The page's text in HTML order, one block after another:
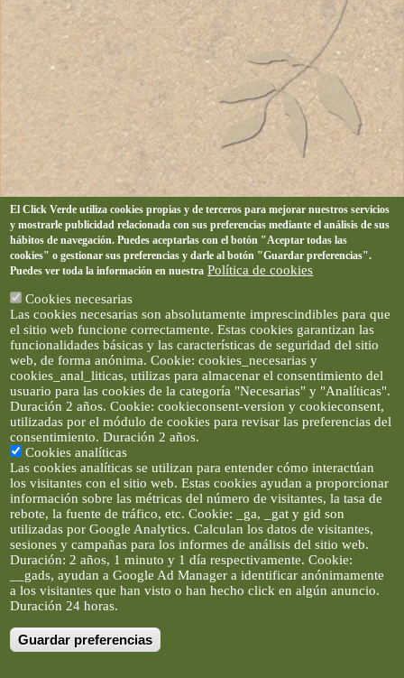
Artículos e imágenes son propiedad de elclickverde ©. No se
permite la difusión de los textos ni imágenes sin permiso de
El Click Verde utiliza cookies propias y de terceros para mejorar nuestros servicios
y mostrarle publicidad relacionada con sus preferencias mediante el análisis de sus
hábitos de navegación. Puedes aceptarlas con el botón "Aceptar todas las
cookies" o gestionar sus preferencias y darle al botón "Guardar preferencias".
Puedes ver toda la información en nuestra Política de cookies
Cookies necesarias
Las cookies necesarias son absolutamente imprescindibles para que
el sitio web funcione correctamente. Estas cookies garantizan las
funcionalidades básicas y las características de seguridad del sitio
web, de forma anónima. Cookie: cookies_necesarias y
cookies_anal_liticas, utilizas para almacenar el consentimiento del
usuario para las cookies de la categoría "Necesarias" y "Analíticas".
Duración 2 años. Cookie: cookieconsent-version y cookieconsent,
utilizadas por el módulo de cookies para revisar las preferencias del
consentimiento. Duración 2 años.
Cookies analíticas
Las cookies analíticas se utilizan para entender cómo interactúan
los visitantes con el sitio web. Estas cookies ayudan a proporcionar
información sobre las métricas del número de visitantes, la tasa de
rebote, la fuente de tráfico, etc. Cookie: _ga, _gat y gid son
utilizadas por Google Analytics. Calculan los datos de visitantes,
sesiones y campañas para los informes de análisis del sitio web.
Duración: 2 años, 1 minuto y 1 día respectivamente. Cookie:
__gads, ayudan a Google Ad Manager a identificar anónimamente
a los visitantes que han visto o han hecho click en algún anuncio.
Duración 24 horas.
Guardar preferencias